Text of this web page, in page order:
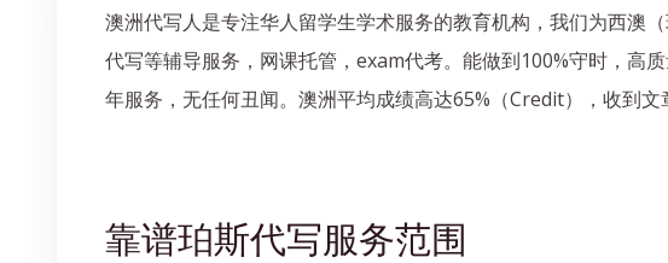
澳洲代写人是专注华人留学生学术服务的教育机构，我们为西澳
代写等辅导服务，网课托管，exam代考。能做到100%守时，
年服务，无任何丑闻。澳洲平均成绩高达65%（Credit），收到
靠谱珀斯代写服务范围